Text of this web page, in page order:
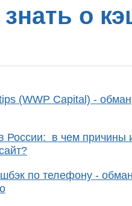
о
(WWP Capital) -
России: в чем причины
по телефону -